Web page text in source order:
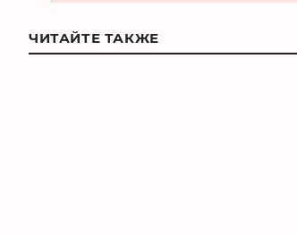
ЧИТАЙТЕ ТАКЖЕ